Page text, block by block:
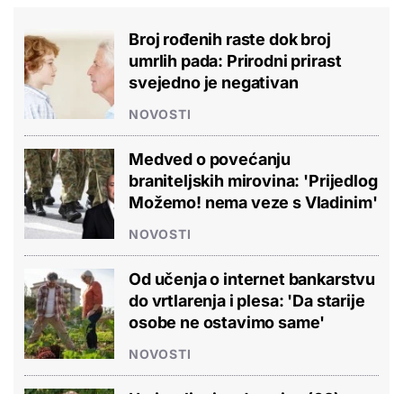
Broj rođenih raste dok broj
umrlih pada: Prirodni prirast
svejedno je negativan
NOVOSTI
Medved o povećanju
braniteljskih mirovina: 'Prijedlog
Možemo! nema veze s Vladinim'
NOVOSTI
Od učenja o internet bankarstvu
do vrtlarenja i plesa: 'Da starije
osobe ne ostavimo same'
NOVOSTI